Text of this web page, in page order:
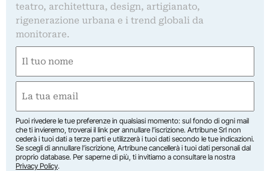
teatro, architettura, design, artigianato,
rigenerazione urbana e i trend globali da
monitorare.
(Required)
First
(Required)
Puoi rivedere le tue preferenze in qualsiasi momento: sul fondo di ogni mail
che ti invieremo, troverai il link per annullare l’iscrizione. Artribune Srl non
cederà i tuoi dati a terze parti e utilizzerà i tuoi dati secondo le tue indicazioni.
Se scegli di annullare l’iscrizione, Artribune cancellerà i tuoi dati personali dal
proprio database. Per saperne di più, ti invitiamo a consultare la nostra
Privacy Policy.